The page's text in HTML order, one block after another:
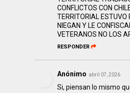
CONFLICTOS CON
TERRITORIAL ESTUVO
NIEGAN Y LE
VETERANOS NO LOS
RESPONDER
Anónimo abril 07, 2026
Si, piensan lo mismo